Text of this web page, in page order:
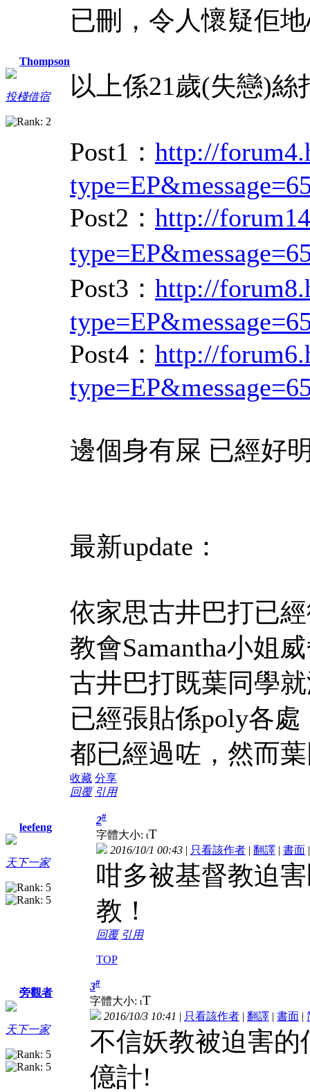
Thompson
投棧借宿
已刪，令人懷疑佢
以上係21歲(失戀)
Post1： http://
Post2： http://
Post3： http://
Post4： http://
邊個身有屎 已經好
最新update：
依家思古井巴打已
教會Samantha小姐
古井巴打既葉同學
已經張貼係poly各
都已經過咗，然而
收藏 分享
回覆 引用
leefeng
天下一家
2#
字體大小: tT
2016/10/1 00:43 | 只看該作者 | 翻譯 | 書面
咁多被基督教迫
教！
回覆 引用
TOP
旁觀者
天下一家
3#
字體大小: tT
2016/10/3 10:41 | 只看該作者 | 翻譯 | 書面 |
不信妖教被迫害
億計!